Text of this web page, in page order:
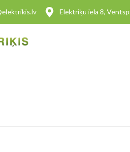
Elektriķu iela 8,